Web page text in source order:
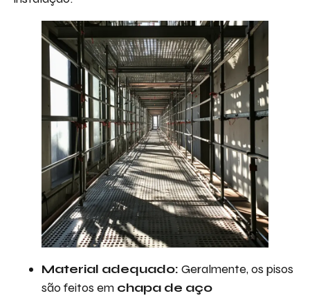
Material adequado: Geralmente, os pisos
são feitos em chapa de aço